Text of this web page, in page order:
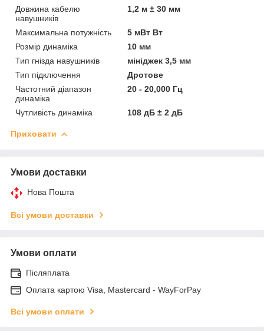
Довжина кабелю
навушників
1,2 м ± 30 мм
Максимальна потужність
5 мВт Вт
Розмір динаміка
10 мм
Тип гнізда навушників
мініджек 3,5 мм
Тип підключення
Дротове
Частотний діапазон
динаміка
20 - 20,000 Гц
Чутливість динаміка 108 дБ ± 2 дБ
Приховати
Умови доставки
Нова Пошта
Всі умови доставки
Умови оплати
Післяплата
Оплата картою Visa, Mastercard - WayForPay
Всі умови оплати